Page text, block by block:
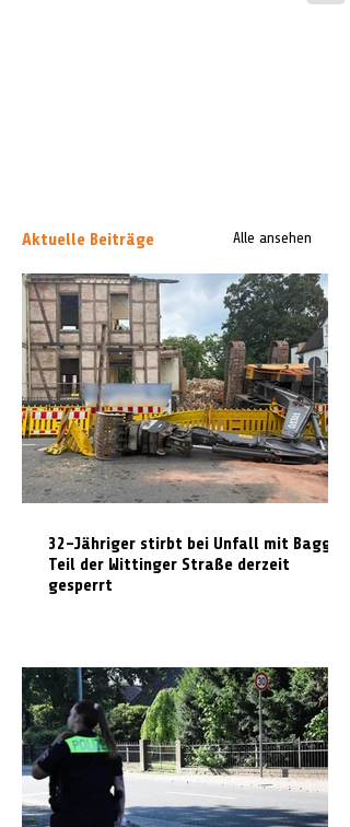
Aktuelle Beiträge Alle ansehen
32-Jähriger stirbt bei Unfall mit Bagger:
Teil der Wittinger Straße derzeit
gesperrt